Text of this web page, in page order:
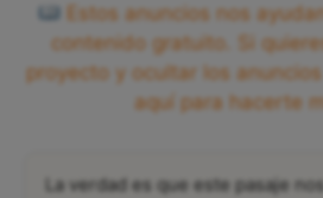
Estos anuncios nos
contenido gratuito. Si
proyecto y ocultar los
aquí para hacerte
La verdad es que este pasaje